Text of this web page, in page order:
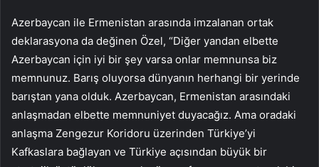
Azerbaycan ile Ermenistan arasında imzalanan ortak
deklarasyona da değinen Özel, “Diğer yandan elbette
Azerbaycan için iyi bir şey varsa onlar memnunsa biz
memnunuz. Barış oluyorsa dünyanın herhangi bir yerinde
barıştan yana olduk. Azerbaycan, Ermenistan arasındaki
anlaşmadan elbette memnuniyet duyacağız. Ama oradaki
anlaşma Zengezur Koridoru üzerinden Türkiye’yi
Kafkaslara bağlayan ve Türkiye açısından büyük bir